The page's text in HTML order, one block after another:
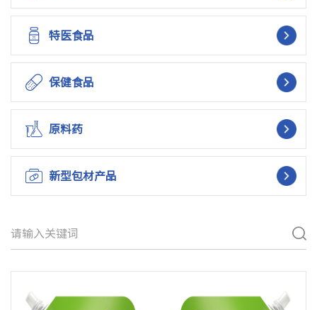
特医食品
保健食品
原料药
新型包材产品